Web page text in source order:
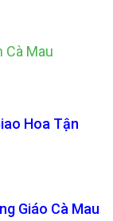
Cà Mau
Hoa Tận
Giáo Cà Mau